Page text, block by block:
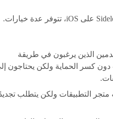
عندما يتعلق الأمر بتنزيل Sideloadly على iOS، تتوفر عدة خيارات.
الذين يرغبون في طريقة
دون كسر الحماية ولكن يحتاجون
متجر التطبيقات ولكن يتطلب